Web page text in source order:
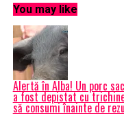
You may like
Alertă în Alba! Un porc
a fost depistat cu
să consumi înainte de